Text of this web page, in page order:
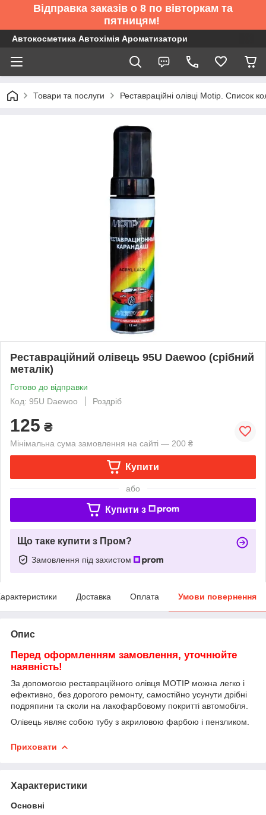
Відправка заказів о 8 по вівторкам та
пятницям!
Автокосметика Автохімія Ароматизатори
Товари та послуги Реставраційні олівці Motip. Список
Реставраційний олівець 95U Daewoo (срібний
металік)
Готово до відправки
Код: 95U Daewoo
Роздріб
125 ₴
Мінімальна сума замовлення на сайті — 200 ₴
Купити
або
Купити з
Що таке купити з Пром?
Замовлення під захистом
Доставка Оплата Умови повернення
Опис
Перед оформленням замовлення, уточнюйте
наявність!
За допомогою реставраційного олівця MOTIP можна легко і
ефективно, без дорогого ремонту, самостійно усунути дрібні
подряпини та сколи на лакофарбовому покритті автомобіля.
Олівець являє собою тубу з акриловою фарбою і пензликом.
Приховати
Характеристики
Основні